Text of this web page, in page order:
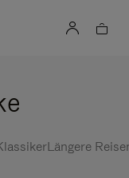
Längere